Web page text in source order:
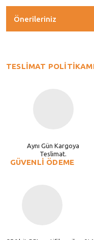
Önerileriniz
TESLİMAT
Aynı Gün Kargoya
Teslimat.
GÜVENLİ ÖDEME